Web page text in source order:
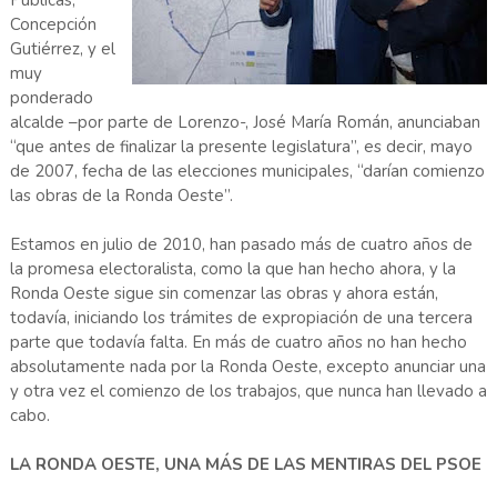
Concepción
Gutiérrez, y el
muy
ponderado
alcalde –por parte de Lorenzo-, José María Román, anunciaban
“que antes de finalizar la presente legislatura”, es decir, mayo
de 2007, fecha de las elecciones municipales, “darían comienzo
las obras de la Ronda Oeste”.
Estamos en julio de 2010, han pasado más de cuatro años de
la promesa electoralista, como la que han hecho ahora, y la
Ronda Oeste sigue sin comenzar las obras y ahora están,
todavía, iniciando los trámites de expropiación de una tercera
parte que todavía falta. En más de cuatro años no han hecho
absolutamente nada por la Ronda Oeste, excepto anunciar una
y otra vez el comienzo de los trabajos, que nunca han llevado a
cabo.
LA RONDA OESTE, UNA MÁS DE LAS MENTIRAS DEL PSOE